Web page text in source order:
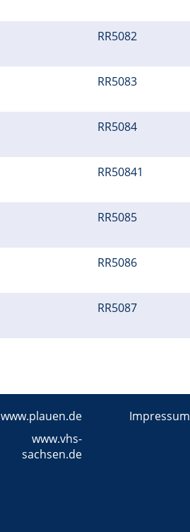
RR5082
RR5083
RR5084
RR50841
RR5085
RR5086
RR5087
www.plauen.de
www.vhs-
sachsen.de
Impressum